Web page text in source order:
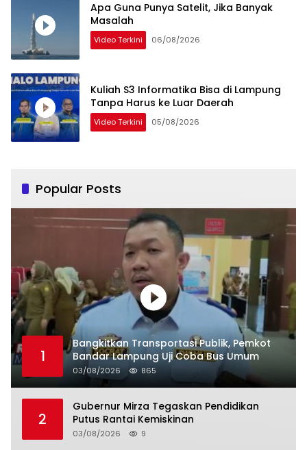
Apa Guna Punya Satelit, Jika Banyak
Masalah
Video Terkini 06/08/2026
Kuliah S3 Informatika Bisa di Lampung
Tanpa Harus ke Luar Daerah
Video Terkini 05/08/2026
Popular Posts
1
Bangkitkan Transportasi Publik, Pemkot
Bandar Lampung Uji Coba Bus Umum
03/08/2026 865
2
Gubernur Mirza Tegaskan Pendidikan
Putus Rantai Kemiskinan
03/08/2026 9